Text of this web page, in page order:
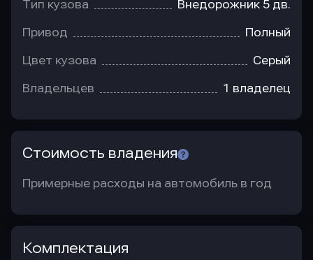
Тип кузова Внедорожник 5 дв.
Привод Полный
Цвет кузова Серый
Владельцев 1 владелец
Стоимость владения
Примерные расходы на автомобиль в год
Комплектация